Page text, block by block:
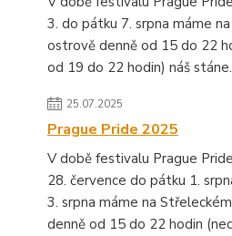
3. do pátku 7. srpna máme
ostrově denně od 15 do 22
od 19 do 22 hodin) náš
25.07.2025
Prague Pride 2025
V době festivalu Prague
28. července do pátku 1.
3. srpna máme na
denně od 15 do 22 hodin